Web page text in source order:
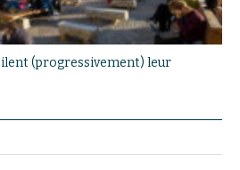
(progressivement) leur